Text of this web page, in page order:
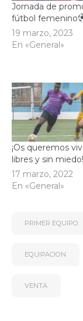
Jornada de
fútbol femenino
19 marzo, 2023
En «General»
¡Os queremos
libres y sin miedo!
17 marzo, 2022
En «General»
PRIMER EQUIPO
EQUIPACION
VENTA